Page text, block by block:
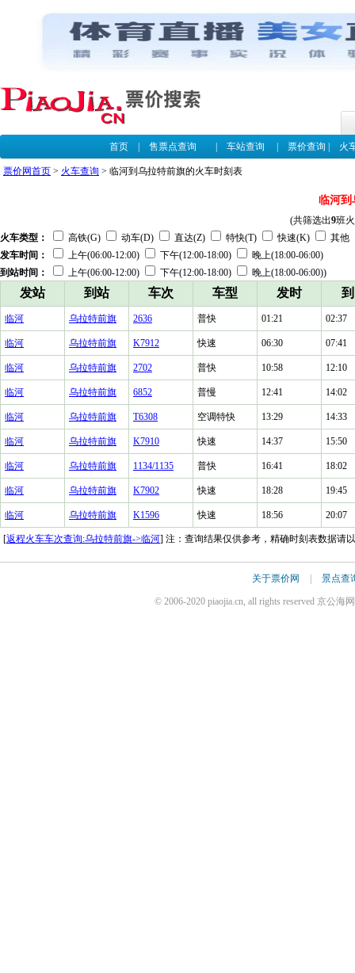
首页| 售票点查询 车站查询 票价查询 火
票价网首页 > 火车查询 > 临河到乌拉特前旗的火车时刻表
临河到
(共筛选出9班
火车类型：
高铁(G) 动车(D) 直达(Z) 特快(T) 快速(K)
其他
发车时间：
上午(06:00-12:00) 下午(12:00-18:00)
晚上(18:00-06:00)
到站时间：
上午(06:00-12:00) 下午(12:00-18:00) 晚上(18:00-06:00))
发站 到站 车次 车型 发时
临河 乌拉特前旗 2636 普快 01:21 02:37
临河 乌拉特前旗 K7912 快速 06:30 07:41
临河 乌拉特前旗 2702 普快 10:58 12:10
临河 乌拉特前旗 6852 普慢 12:41 14:02
临河 乌拉特前旗 T6308 空调特快 13:29 14:33
临河 乌拉特前旗 K7910 快速 14:37 15:50
临河 乌拉特前旗 1134/1135 普快 16:41 18:02
临河 乌拉特前旗 K7902 快速 18:28 19:45
临河 乌拉特前旗 K1596 快速 18:56 20:07
[返程火车车次查询:乌拉特前旗->临河] 注：查询结果仅供参考，精确时刻表数据请
关于票价网 | 景点查
© 2006-2020 piaojia.cn, all rights reserved 京公海